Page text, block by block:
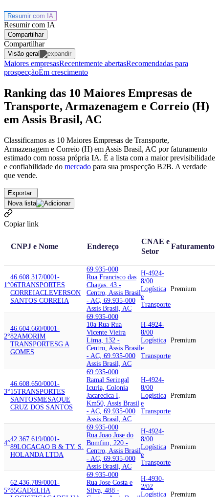
Resumir com IA
Resumir com IA
Compartilhar
Compartilhar
Visão geral
Maiores empresasRecentemente abertasRecomendadas para
prospecçãoEm crescimento
Ranking das 10 Maiores Empresas de
Transporte, Armazenagem e Correio (H)
em Assis Brasil, AC
Classificamos as 10 Maiores Empresas de Transporte,
Armazenagem e Correio (H) em Assis Brasil, AC por faturamento
estimado com nossa própria IA. É a lista com a maior previsibilidade
e confiabilidade do mercado para sua prospecção B2B. A verdade
que vende.
Exportar
Nova lista
Copiar link
CNPJ e Nome Endereço
CNAE e
Setor
Faturamento
1°
46.608.317/0001-
06TRANSPORTES
CORREIACLEVERSON
SANTOS CORREIA
69.935-000
Rua Francisco das
Chagas, 43 -
Centro, Assis Brasil
- AC, 69.935-000
Assis Brasil, AC
H-4924-
8/00
Logística
e
Transporte
Premium
2°
46.604.660/0001-
82AMORIM
TRANSPORTESG A
GOMES
69.935-000
10a Rua Rua
Vicente Vieira
Lima, 132 -
Centro, Assis Brasil
- AC, 69.935-000
Assis Brasil, AC
H-4924-
8/00
Logística
e
Transporte
Premium
3°
46.608.650/0001-
15TRANSPORTES
SANTOSMESAQUE
CRUZ DOS SANTOS
69.935-000
Ramal Seringal
Icuria, Colonia
Jacarecica I,
Km50, Assis Brasil
- AC, 69.935-000
Assis Brasil, AC
H-4924-
8/00
Logística
e
Transporte
Premium
4°
42.367.619/0001-
89LOCACAO B & TY. S.
HOLANDA LTDA
69.935-000
Rua Joao Jose do
Bomfim, 220 -
Centro, Assis Brasil
- AC, 69.935-000
Assis Brasil, AC
H-4924-
8/00
Logística
e
Transporte
Premium
5°
62.436.789/0001-
85GADELHA
69.935-000
Rua Jose Costa e
Silva, 488 -
H-4930-
2/02
Logística Premium